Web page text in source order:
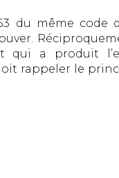
du même
a produit
rappeler le